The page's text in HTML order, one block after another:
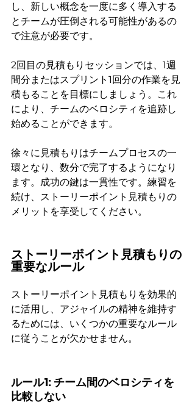
し、新しい概念を一度に多く導入する
とチームが圧倒される可能性があるの
で注意が必要です。
2回目の見積もりセッションでは、1週
間分またはスプリント1回分の作業を見
積もることを目標にしましょう。これ
により、チームのベロシティを追跡し
始めることができます。
徐々に見積もりはチームプロセスの一
環となり、数分で完了するようになり
ます。成功の鍵は一貫性です。練習を
続け、ストーリーポイント見積もりの
メリットを享受してください。
ストーリーポイント見積もりの
重要なルール
ストーリーポイント見積もりを効果的
に活用し、アジャイルの精神を維持す
るためには、いくつかの重要なルール
に従うことが欠かせません。
ルール1: チーム間のベロシティを
比較しない